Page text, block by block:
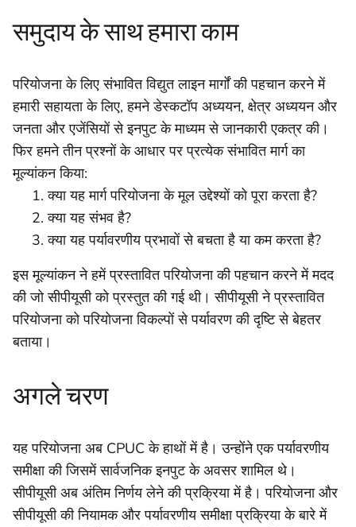
समुदाय के साथ हमारा काम
परियोजना के लिए संभावित विद्युत लाइन मार्गों की पहचान करने में
हमारी सहायता के लिए, हमने डेस्कटॉप अध्ययन, क्षेत्र अध्ययन और
जनता और एजेंसियों से इनपुट के माध्यम से जानकारी एकत्र की।
फिर हमने तीन प्रश्नों के आधार पर प्रत्येक संभावित मार्ग का
मूल्यांकन किया:
क्या यह मार्ग परियोजना के मूल उद्देश्यों को पूरा करता है?
क्या यह संभव है?
क्या यह पर्यावरणीय प्रभावों से बचता है या कम करता है?
इस मूल्यांकन ने हमें प्रस्तावित परियोजना की पहचान करने में मदद
की जो सीपीयूसी को प्रस्तुत की गई थी। सीपीयूसी ने प्रस्तावित
परियोजना को परियोजना विकल्पों से पर्यावरण की दृष्टि से बेहतर
बताया।
अगले चरण
यह परियोजना अब CPUC के हाथों में है। उन्होंने एक पर्यावरणीय
समीक्षा की जिसमें सार्वजनिक इनपुट के अवसर शामिल थे।
सीपीयूसी अब अंतिम निर्णय लेने की प्रक्रिया में है। परियोजना और
सीपीयूसी की नियामक और पर्यावरणीय समीक्षा प्रक्रिया के बारे में